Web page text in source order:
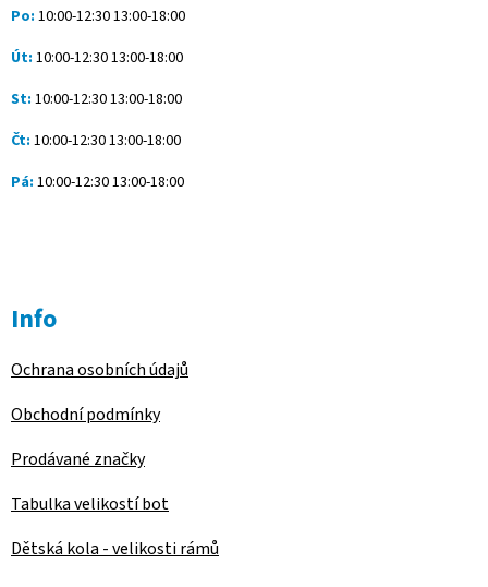
Po: 10:00-12:30 13:00-18:00
Út: 10:00-12:30 13:00-18:00
St: 10:00-12:30 13:00-18:00
Čt: 10:00-12:30 13:00-18:00
Pá: 10:00-12:30 13:00-18:00
Info
Ochrana osobních údajů
Obchodní podmínky
Prodávané značky
Tabulka velikostí bot
Dětská kola - velikosti rámů